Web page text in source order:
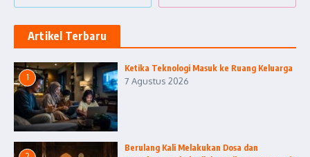
Artikel Terbaru
1
Ketika Teknologi Masuk ke Ruang Keluarga
7 Agustus 2026
Berulang Kali Melakukan Dosa dan